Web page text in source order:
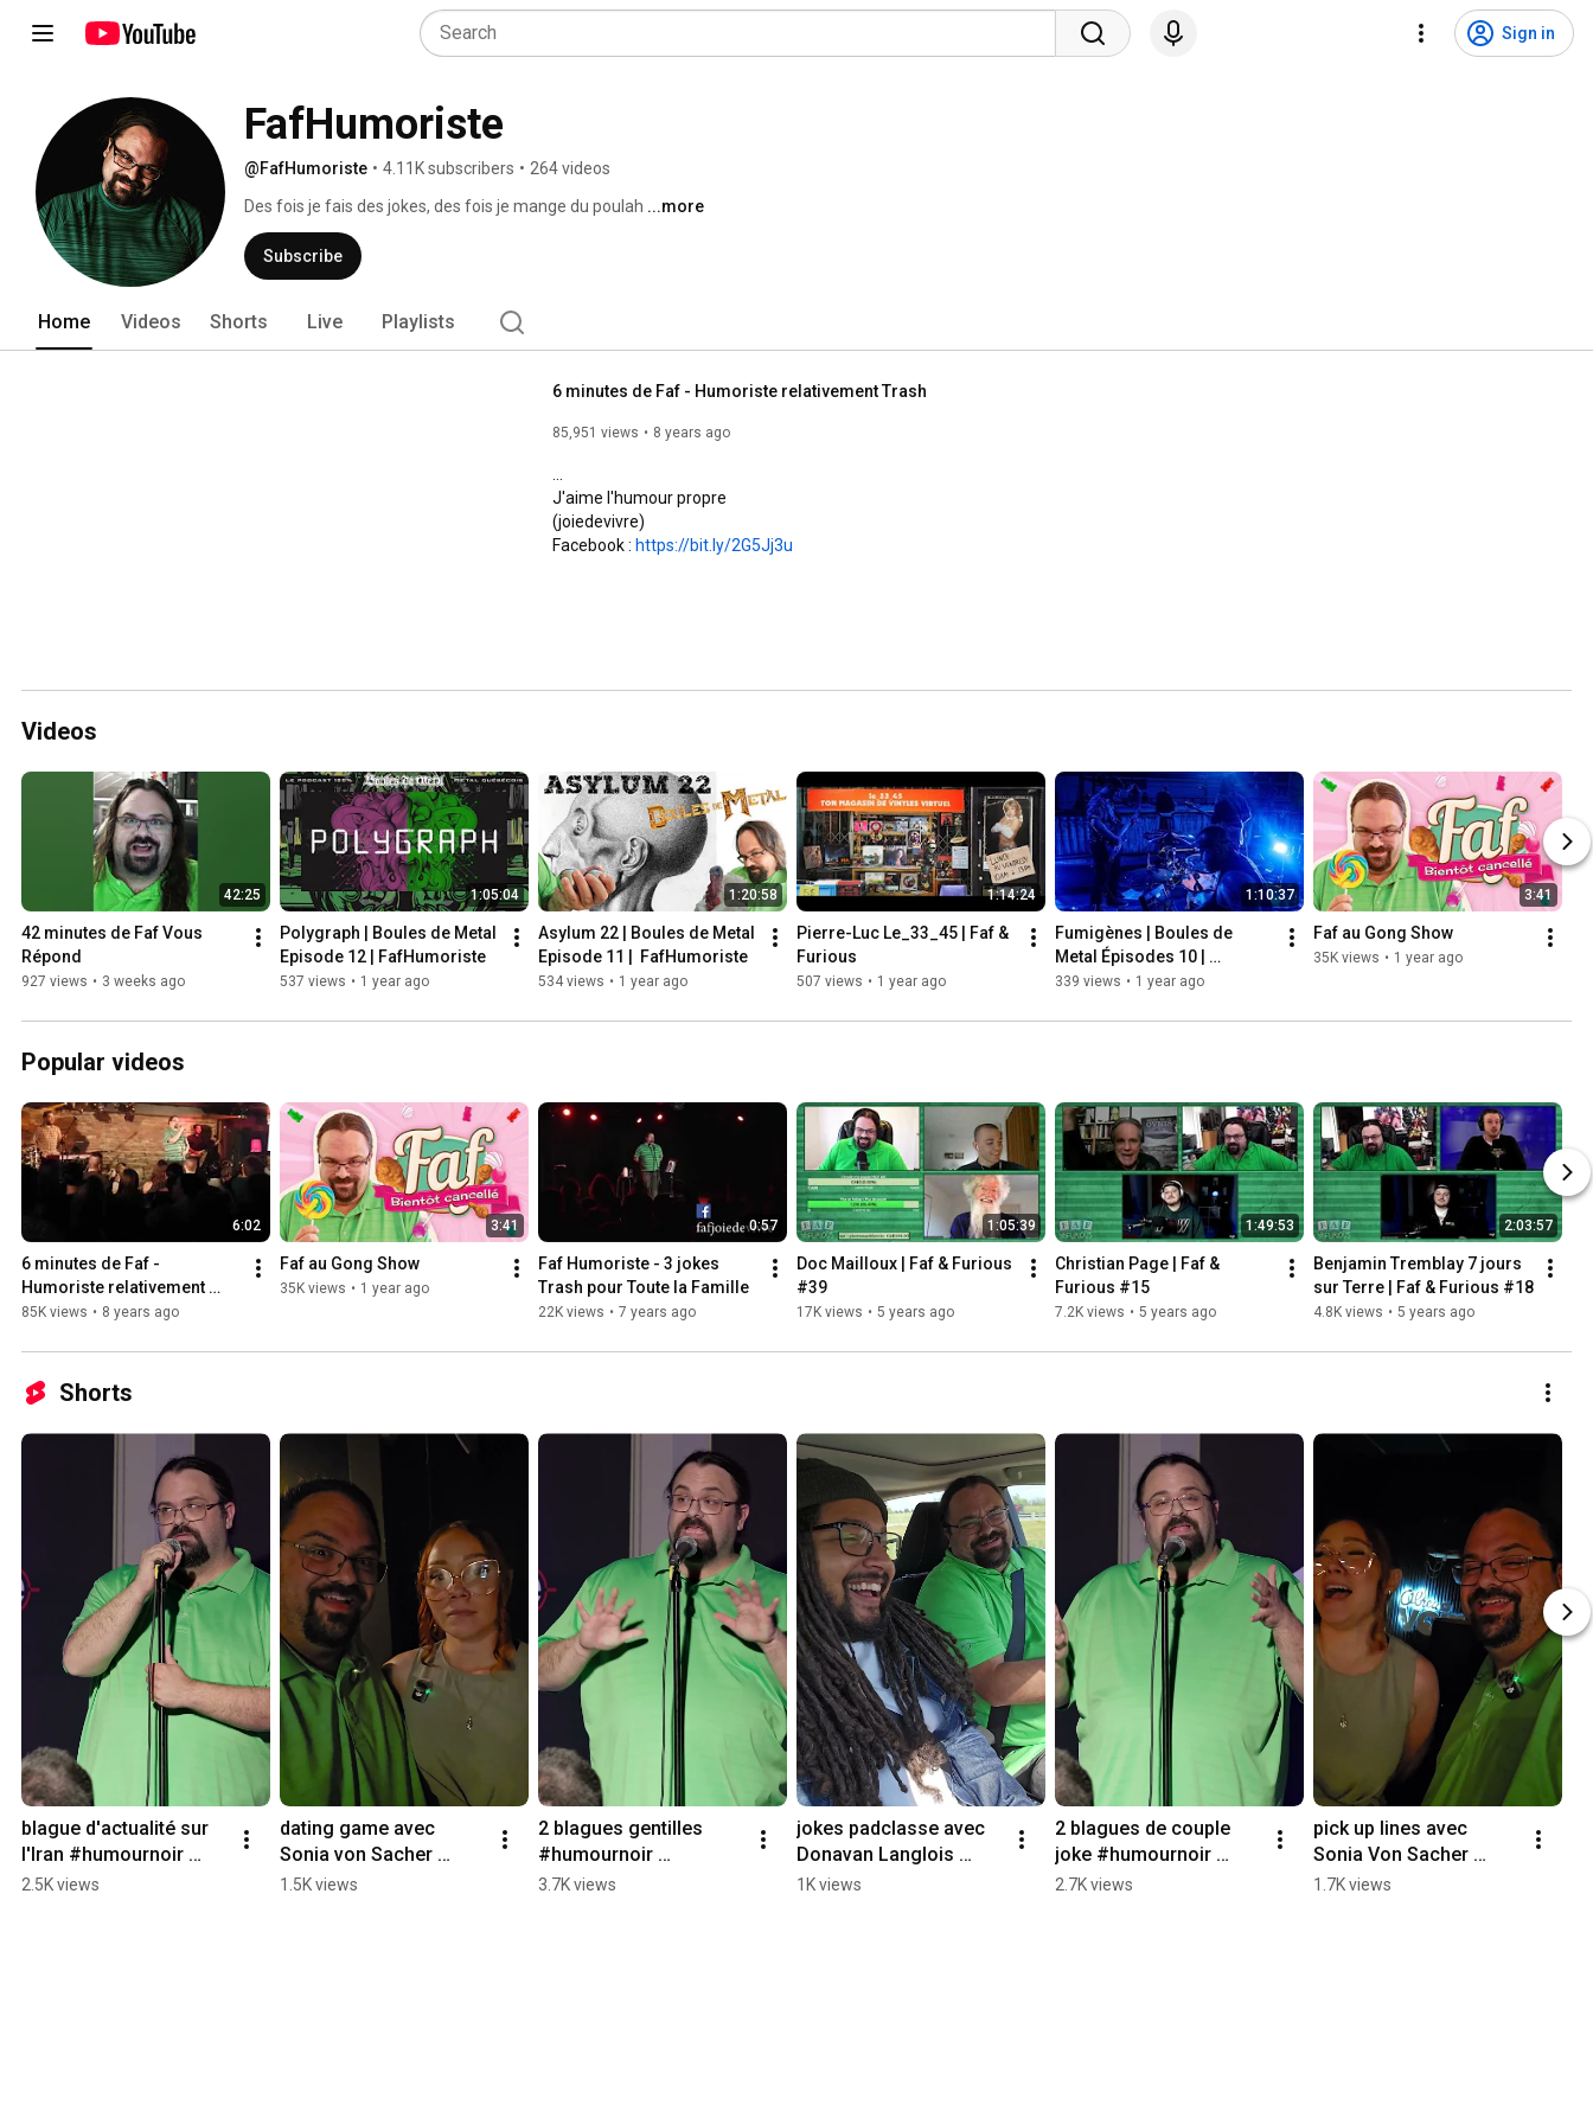
Sign in
FafHumoriste
@FafHumoriste • 4.11K subscribers • 264 videos
Des fois je fais des jokes, des fois je mange du poulah ...more
Subscribe
Home Videos Shorts Live Playlists
6 minutes de Faf - Humoriste relativement Trash
85,951 views 8 years ago
J'aime l'humour propre
(joiedevivre)
https://bit.ly/2G5Jj3u
Videos
42:25
42 minutes de Faf Vous
Répond
927 views • 3 weeks ago
1:05:04
Polygraph | Boules de Metal
Episode 12 | FafHumoriste
537 views • 1 year ago
1:20:58
Asylum 22 | Boules de Metal
Episode 11 |  FafHumoriste
534 views • 1 year ago
1:14:24
Pierre-Luc Le_33_45 | Faf &
Furious
507 views • 1 year ago
1:10:37
Fumigènes | Boules de
Metal Épisodes 10 |
FafHumoriste
339 views • 1 year ago
3:41
Faf au Gong Show
35K views • 1 year ago
Popular videos
6:02
6 minutes de Faf -
Humoriste relativement
Trash
85K views • 8 years ago
3:41
Faf au Gong Show
35K views • 1 year ago
0:57
Faf Humoriste - 3 jokes
Trash pour Toute la Famille
22K views • 7 years ago
1:05:39
Doc Mailloux | Faf & Furious
#39
17K views • 5 years ago
1:49:53
Christian Page | Faf &
Furious #15
7.2K views • 5 years ago
2:03:57
Benjamin Tremblay 7 jours
sur Terre | Faf & Furious #18
4.8K views • 5 years ago
Shorts
blague d'actualité sur
l'Iran #humournoir
#humoriste #quebec
2.5K views
dating game avec
Sonia von Sacher
#humournoir #dating
1.5K views
2 blagues gentilles
#humournoir
#humoriste #quebec
3.7K views
jokes padclasse avec
Donavan Langlois
#humournoir
1K views
2 blagues de couple
joke #humournoir
#humoriste #quebec
2.7K views
pick up lines avec
Sonia Von Sacher
#humournoir #dating
1.7K views